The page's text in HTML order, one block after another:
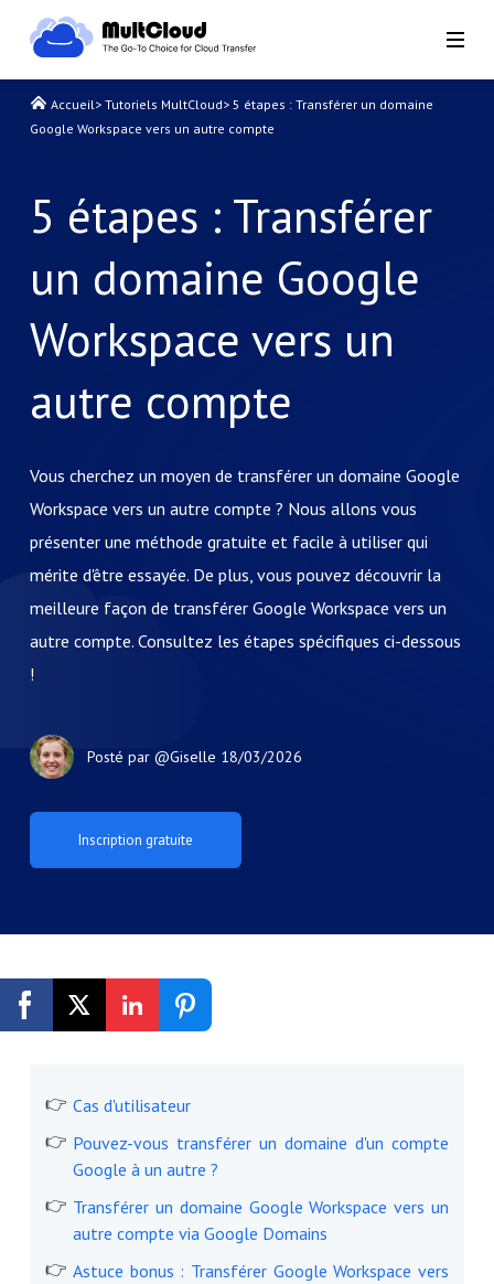
Accueil> Tutoriels MultCloud> 5 étapes : Transférer un domaine
Google Workspace vers un autre compte
5 étapes : Transférer
un domaine Google
Workspace vers un
autre compte
Vous cherchez un moyen de transférer un domaine Google
Workspace vers un autre compte ? Nous allons vous
présenter une méthode gratuite et facile à utiliser qui
mérite d'être essayée. De plus, vous pouvez découvrir la
meilleure façon de transférer Google Workspace vers un
autre compte. Consultez les étapes spécifiques ci-dessous
!
Posté par @Giselle 18/03/2026
Cas d'utilisateur
Pouvez-vous transférer un domaine d'un compte
Google à un autre ?
Transférer un domaine Google Workspace vers un
autre compte via Google Domains
Astuce bonus : Transférer Google Workspace vers